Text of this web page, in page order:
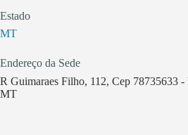
Estado
MT
Endereço da Sede
R Guimaraes Filho, 112, Cep 78735633
MT